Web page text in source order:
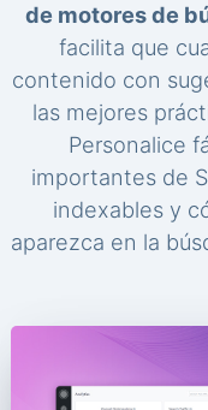
de motores de
facilita que
contenido con
las mejores
Personalice
importantes de
indexables y
aparezca en la